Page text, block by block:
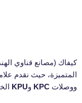
كيفاك (مصانع قناوي
المتميزة، حيث نقدم
ووصلات KPC وKPU